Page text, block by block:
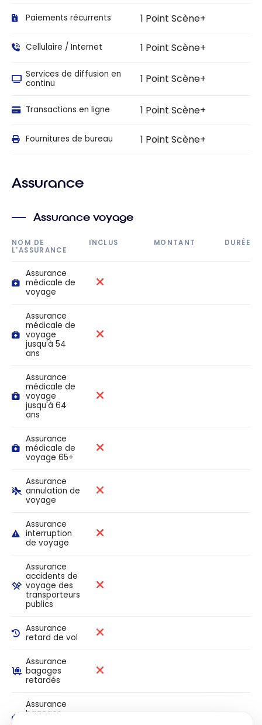
Paiements récurrents 1 Point Scène+
Cellulaire / Internet 1 Point Scène+
Services de diffusion en
continu
1 Point Scène+
Transactions en ligne 1 Point Scène+
Fournitures de bureau 1 Point Scène+
Assurance
Assurance voyage
NOM DE
L'ASSURANCE
INCLUS MONTANT DURÉE
Assurance
médicale de
voyage
Assurance
médicale de
voyage
jusqu'à 54
ans
Assurance
médicale de
voyage
jusqu'à 64
ans
Assurance
médicale de
voyage 65+
Assurance
annulation de
voyage
Assurance
interruption
de voyage
Assurance
accidents de
voyage des
transporteurs
publics
Assurance
retard de vol
Assurance
bagages
retardés
Assurance
bagages